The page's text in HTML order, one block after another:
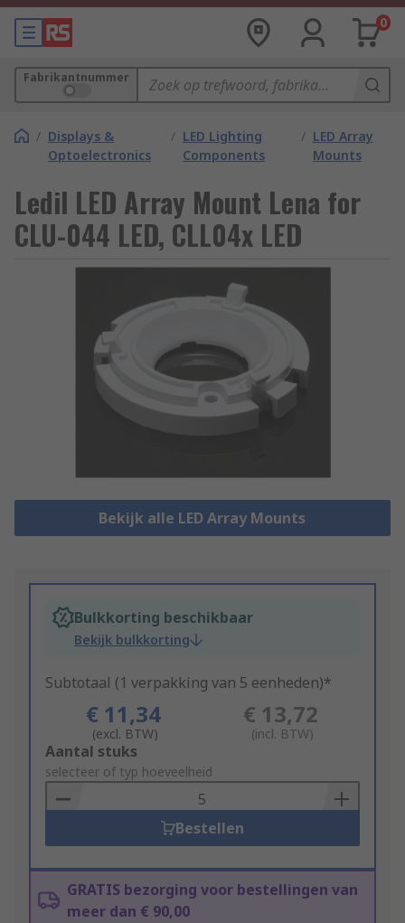
0
Fabrikantnummer
/ Displays &
Optoelectronics
/ LED Lighting
Components
/ LED Array
Mounts
Ledil LED Array Mount Lena for
CLU-044 LED, CLL04x LED
Bekijk alle LED Array Mounts
Bulkkorting beschikbaar
Bekijk bulkkorting
Subtotaal (1 verpakking van 5 eenheden)*
€ 11,34
(excl. BTW)
€ 13,72
(incl. BTW)
Add
to
Basket
Aantal stuks
selecteer of typ hoeveelheid
Bestellen
GRATIS bezorging voor bestellingen van
meer dan € 90,00